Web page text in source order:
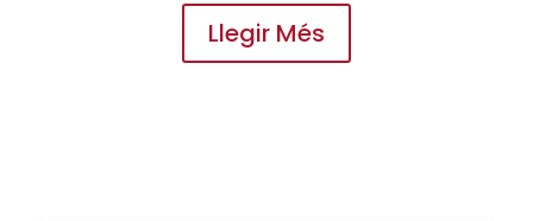
Llegir Més